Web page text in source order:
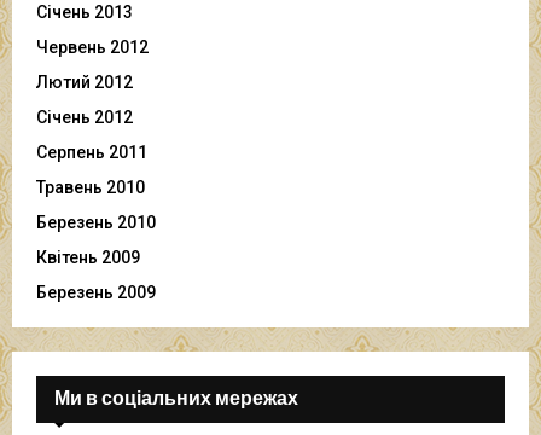
Січень 2013
Червень 2012
Лютий 2012
Січень 2012
Серпень 2011
Травень 2010
Березень 2010
Квітень 2009
Березень 2009
Ми в соціальних мережах